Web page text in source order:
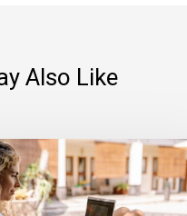
Also Like